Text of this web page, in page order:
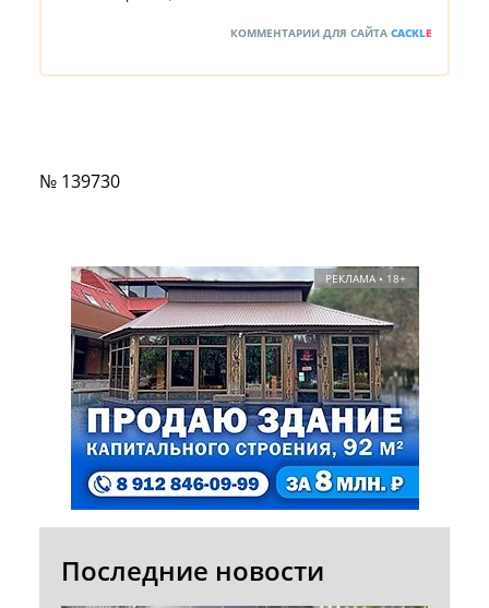
КОММЕНТАРИИ ДЛЯ САЙТА CACKLE
№ 139730
РЕКЛАМА • 18+
Последние новости